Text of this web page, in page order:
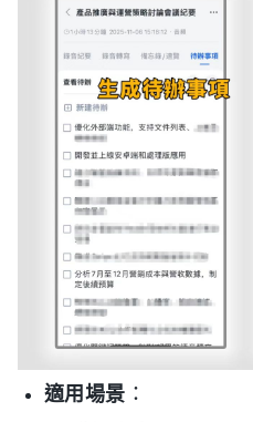
適用場景 ：